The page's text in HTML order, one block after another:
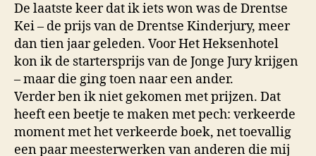
De laatste keer dat ik iets won was de Drentse
Kei – de prijs van de Drentse Kinderjury, meer
dan tien jaar geleden. Voor Het Heksenhotel
kon ik de startersprijs van de Jonge Jury krijgen
– maar die ging toen naar een ander.
Verder ben ik niet gekomen met prijzen. Dat
heeft een beetje te maken met pech: verkeerde
moment met het verkeerde boek, net toevallig
een paar meesterwerken van anderen die mij